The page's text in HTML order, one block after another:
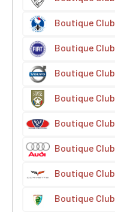
Boutique
Boutique
Boutique
Boutique Club
Boutique
Boutique
Boutique
Boutique